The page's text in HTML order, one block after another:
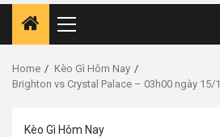
Primary
Menu
Home
Kèo Gì Hôm Nay
Brighton vs Crystal Palace – 03h00 ngày 15/1
Kèo Gì Hôm Nay